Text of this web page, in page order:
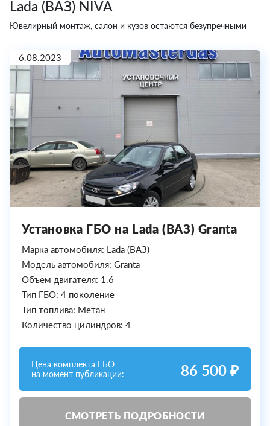
Lada (ВАЗ) NIVA
Ювелирный монтаж, салон и кузов остаются безупречными
6.08.2023
Установка ГБО на Lada (ВАЗ) Granta
Марка автомобиля: Lada (ВАЗ)
Модель автомобиля: Granta
Объем двигателя: 1.6
Тип ГБО: 4 поколение
Тип топлива: Метан
Количество цилиндров: 4
Цена комплекта ГБО
на момент публикации:
86 500 ₽
СМОТРЕТЬ ПОДРОБНОСТИ